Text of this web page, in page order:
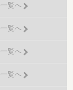
覧へ
覧へ
覧へ
覧へ